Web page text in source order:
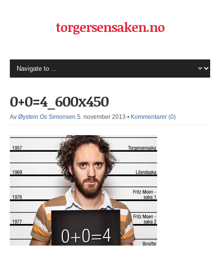
torgersensaken.no
0+0=4_600x450
Av Øystein Os Simonsen 5. november 2013 • Kommentarer (0)